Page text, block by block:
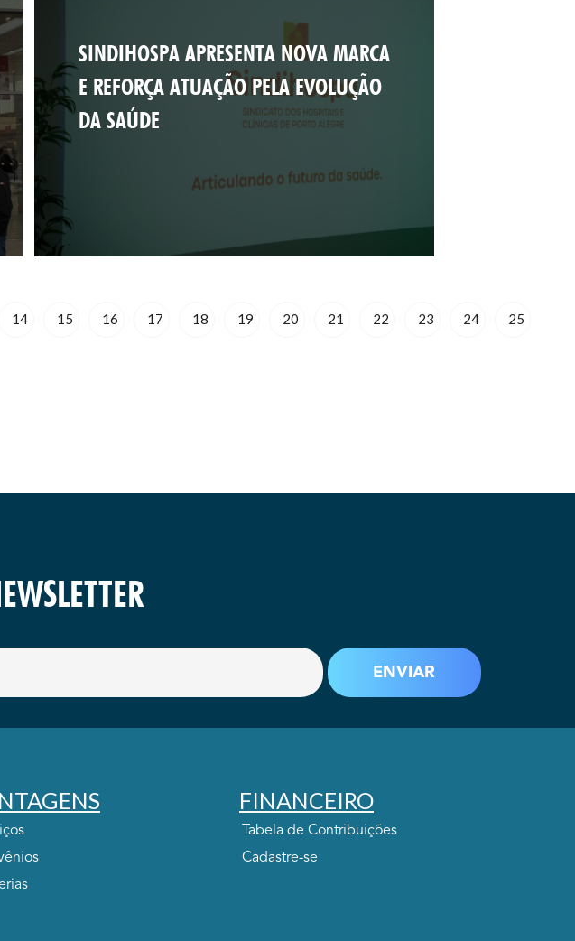
SINDIHOSPA APRESENTA NOVA MARCA
E REFORÇA ATUAÇÃO PELA EVOLUÇÃO
DA SAÚDE
14 15 16 17 18 19 20 21 22 23 24 25
FINANCEIRO
Tabela de Contribuições
Cadastre-se